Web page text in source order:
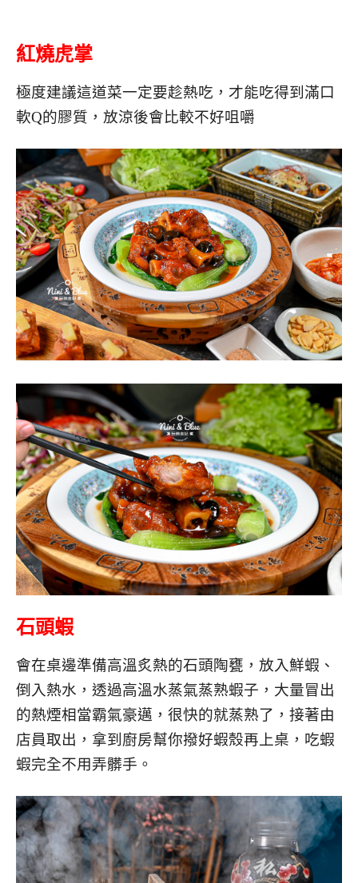
紅燒虎掌
極度建議這道菜一定要趁熱吃，才能吃得到滿口
軟Q的膠質，放涼後會比較不好咀嚼
石頭蝦
會在桌邊準備高溫炙熱的石頭陶甕，放入鮮蝦、
倒入熱水，透過高溫水蒸氣蒸熟蝦子，大量冒出
的熱煙相當霸氣豪邁，很快的就蒸熟了，接著由
店員取出，拿到廚房幫你撥好蝦殼再上桌，吃蝦
蝦完全不用弄髒手。